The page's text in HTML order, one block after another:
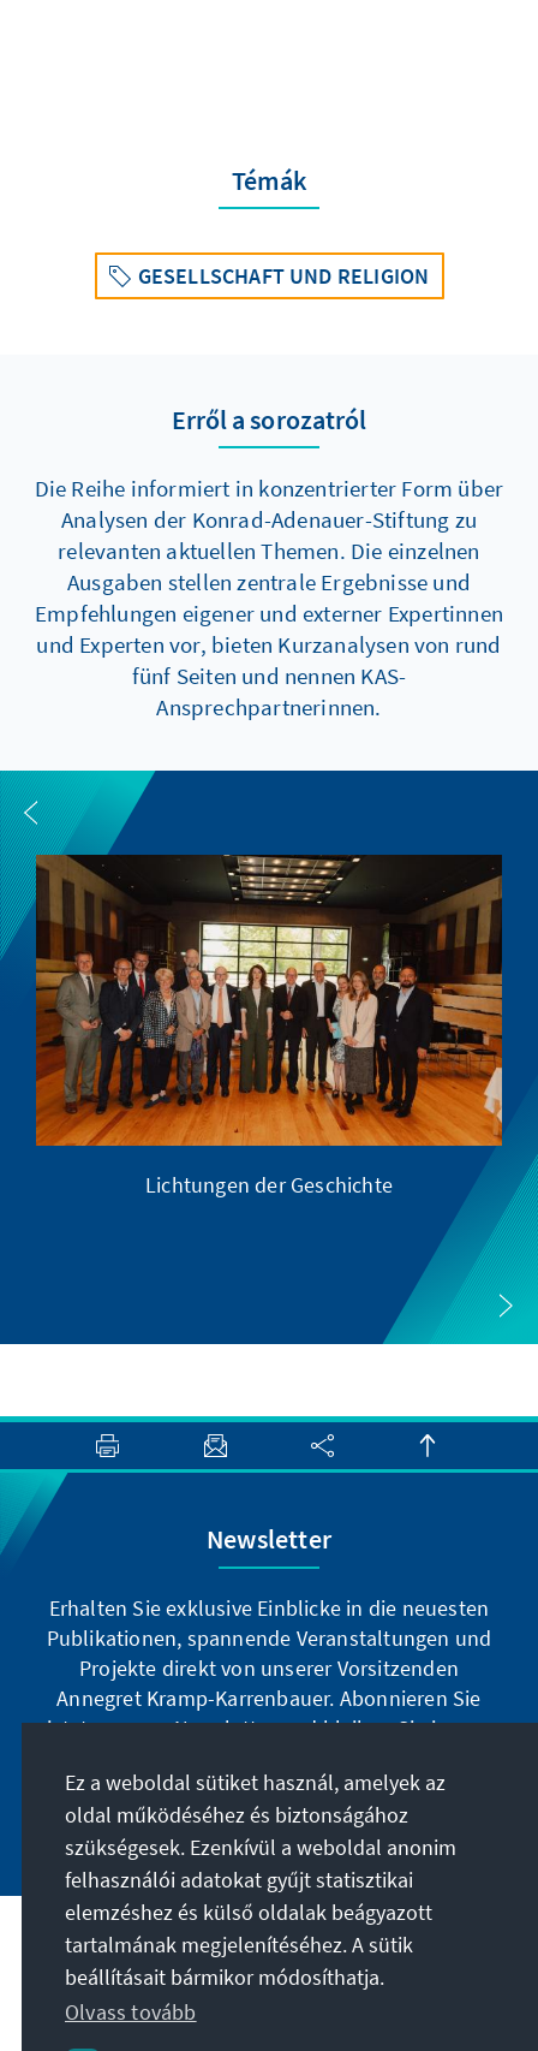
Témák
GESELLSCHAFT UND RELIGION
Erről a sorozatról
Die Reihe informiert in konzentrierter Form über
Analysen der Konrad-Adenauer-Stiftung zu
relevanten aktuellen Themen. Die einzelnen
Ausgaben stellen zentrale Ergebnisse und
Empfehlungen eigener und externer Expertinnen
und Experten vor, bieten Kurzanalysen von rund
fünf Seiten und nennen KAS-
Ansprechpartnerinnen.
Lichtungen der Geschichte
Newsletter
Erhalten Sie exklusive Einblicke in die neuesten
Publikationen, spannende Veranstaltungen und
Projekte direkt von unserer Vorsitzenden
Annegret Kramp-Karrenbauer. Abonnieren Sie
jetzt unseren Newsletter und bleiben Sie immer
Jetzt abonnieren
A célunk
Kapcsolat
Ez a weboldal sütiket használ, amelyek az
oldal működéséhez és biztonságához
szükségesek. Ezenkívül a weboldal anonim
felhasználói adatokat gyűjt statisztikai
elemzéshez és külső oldalak beágyazott
tartalmának megjelenítéséhez. A sütik
beállításait bármikor módosíthatja.
Olvass tovább